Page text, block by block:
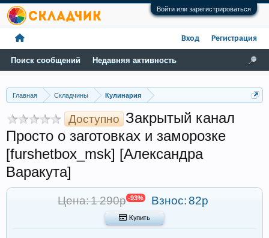
Войти или зарегистрироваться
Главная Складчины Кулинария
Доступно Закрытый канал
Просто о заготовках и заморозке
[furshetbox_msk] [Александра
Варакута]
Цена: 1 290р -93% Взнос:82р
 Купить
Поиск сообщений Недавняя активность
Вход Регистрация